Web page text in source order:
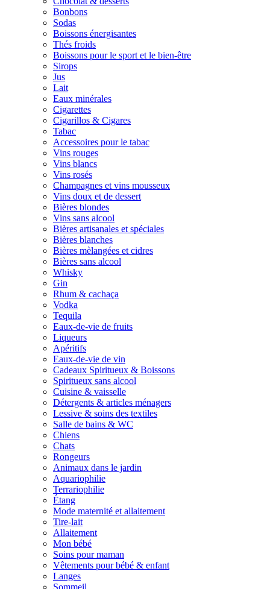
Bonbons
Sodas
Boissons énergisantes
Thés froids
Boissons pour le sport et le bien-être
Sirops
Jus
Lait
Eaux minérales
Cigarettes
Cigarillos & Cigares
Tabac
Accessoires pour le tabac
Vins rouges
Vins blancs
Vins rosés
Champagnes et vins mousseux
Vins doux et de dessert
Bières blondes
Vins sans alcool
Bières artisanales et spéciales
Bières blanches
Bières mèlangées et cidres
Bières sans alcool
Whisky
Gin
Rhum & cachaça
Vodka
Tequila
Eaux-de-vie de fruits
Liqueurs
Apéritifs
Eaux-de-vie de vin
Cadeaux Spiritueux & Boissons
Spiritueux sans alcool
Cuisine & vaisselle
Détergents & articles ménagers
Lessive & soins des textiles
Salle de bains & WC
Chiens
Chats
Rongeurs
Animaux dans le jardin
Aquariophilie
Terrariophilie
Étang
Mode maternité et allaitement
Tire-lait
Allaitement
Mon bébé
Soins pour maman
Vêtements pour bébé & enfant
Langes
Sommeil